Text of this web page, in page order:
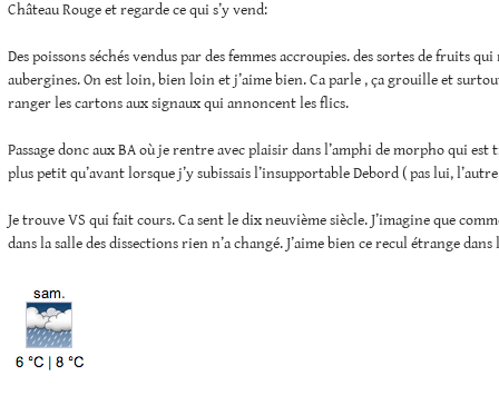
Château Rouge et regarde ce qui s’y vend:
Des poissons séchés vendus par des femmes accroupies. des sortes de fruits
aubergines. On est loin, bien loin et j’aime bien. Ca parle , ça grouille et
ranger les cartons aux signaux qui annoncent les flics.
Passage donc aux BA où je rentre avec plaisir dans l’amphi de morpho qui est
plus petit qu’avant lorsque j’y subissais l’insupportable Debord ( pas lui,
Je trouve VS qui fait cours. Ca sent le dix neuvième siècle. J’imagine que
dans la salle des dissections rien n’a changé. J’aime bien ce recul étrange dans